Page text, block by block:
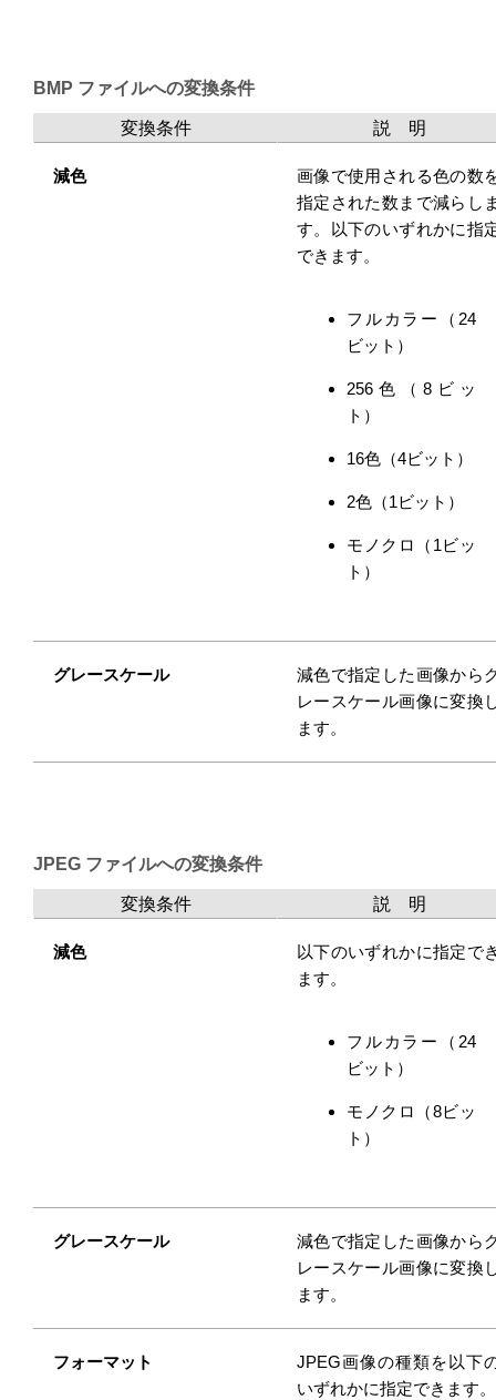
BMP ファイルへの変換条件
変換条件 説 明
減色
画像で使用される色の数
指定された数まで減らし
す。以下のいずれかに指
できます。
フルカラー（24
ビット）
256色（8ビッ
ト）
16色（4ビット）
2色（1ビット）
モノクロ（1ビッ
ト）
グレースケール
減色で指定した画像から
レースケール画像に変換
ます。
JPEG ファイルへの変換条件
変換条件 説 明
減色
以下のいずれかに指定で
ます。
フルカラー（24
ビット）
モノクロ（8ビッ
ト）
グレースケール
減色で指定した画像から
レースケール画像に変換
ます。
フォーマット
JPEG画像の種類を以下
いずれかに指定できます。